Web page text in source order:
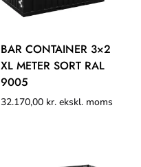
BAR CONTAINER 3×2
XL METER SORT RAL
9005
32.170,00 kr. ekskl. moms